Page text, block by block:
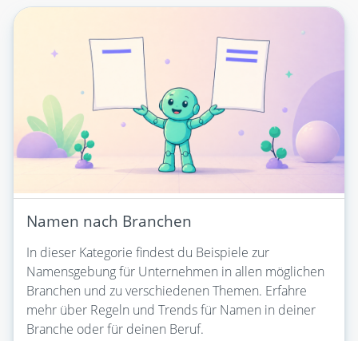
Namen nach Branchen
In dieser Kategorie findest du Beispiele zur
Namensgebung für Unternehmen in allen möglichen
Branchen und zu verschiedenen Themen. Erfahre
mehr über Regeln und Trends für Namen in deiner
Branche oder für deinen Beruf.